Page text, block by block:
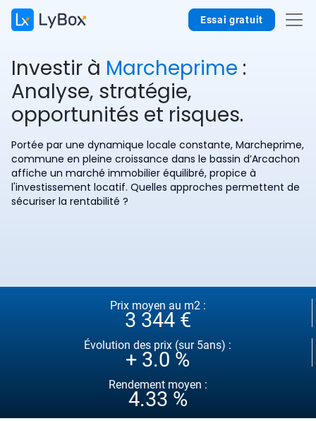
Essai gratuit
Investir à Marcheprime :
Analyse, stratégie,
opportunités et risques.
Portée par une dynamique locale constante, Marcheprime,
commune en pleine croissance dans le bassin d’Arcachon
affiche un marché immobilier équilibré, propice à
l'investissement locatif. Quelles approches permettent de
sécuriser la rentabilité ?
Prix moyen au m2 :
3 344 €
Évolution des prix (sur 5ans) :
+ 3.0 %
Rendement moyen :
4.33 %